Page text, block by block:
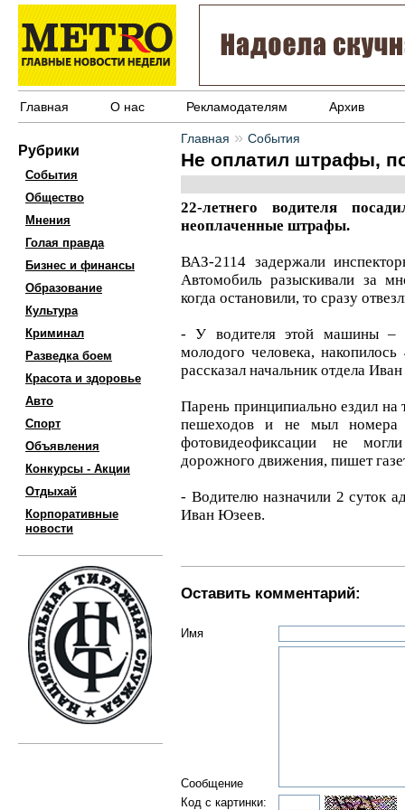
Главная О нас Рекламодателям Архив
Рубрики
События
Общество
Мнения
Голая правда
Бизнес и финансы
Образование
Культура
Криминал
Разведка боем
Красота и здоровье
Авто
Спорт
Объявления
Конкурсы - Акции
Отдыхай
Корпоративные
новости
Главная » События
Не оплатил штрафы,
22-летнего водителя
неоплаченные штрафы.
ВАЗ-2114 задержали
Автомобиль разыскивали за
когда остановили, то сразу
- У водителя этой машины –
молодого человека,
рассказал начальник отдела
Парень принципиально ездил
пешеходов и не мыл
фотовидеофиксации не
дорожного движения, пишет
- Водителю назначили 2 суток
Иван Юзеев.
Оставить комментарий:
Имя
Сообщение
Код с картинки: